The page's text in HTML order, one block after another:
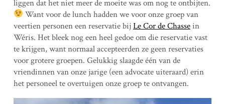
liggen dat het niet meer de moeite was om nog te ontbijten.
Want voor de lunch hadden we voor onze groep van
veertien personen een reservatie bijLe Cor de Chassein
Wéris. Het bleek nog een heel gedoe om die reservatie vast
te krijgen, want normaal accepteerden ze geen reservaties
voor grotere groepen. Gelukkig slaagde één van de
vriendinnen van onze jarige (een advocate uiteraard) erin
het personeel te overtuigen onze groep te ontvangen.